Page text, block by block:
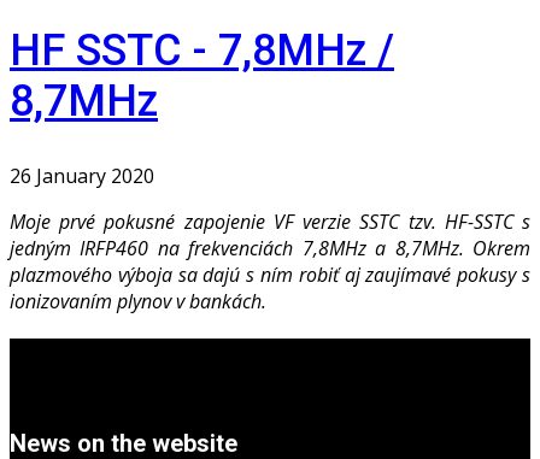
HF SSTC - 7,8MHz /
8,7MHz
26 January 2020
Moje prvé pokusné zapojenie VF verzie SSTC tzv. HF-SSTC s
jedným IRFP460 na frekvenciách 7,8MHz a 8,7MHz. Okrem
plazmového výboja sa dajú s ním robiť aj zaujímavé pokusy s
ionizovaním plynov v bankách.
News on the website